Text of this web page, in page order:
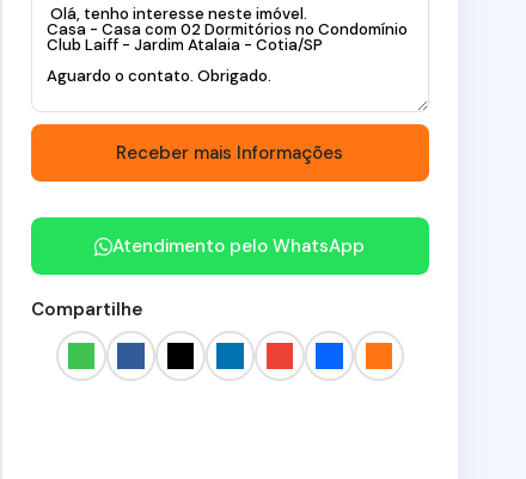
Atendimento peloWhatsApp
Compartilhe